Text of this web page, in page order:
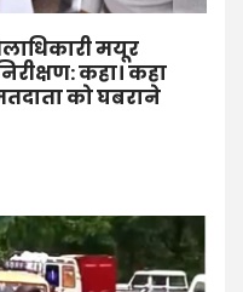
मयूर
कहा। कहा
को घबराने